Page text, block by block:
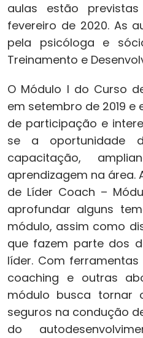
aulas estão
fevereiro de 2020. As
pela psicóloga e
Treinamento e
O Módulo I do Curso
em setembro de 2019
de participação e
se a oportunidade
capacitação,
aprendizagem na área.
de Líder Coach –
aprofundar alguns
módulo, assim como
que fazem parte dos
líder. Com
coaching e outras
módulo busca tornar
seguros na condução
do